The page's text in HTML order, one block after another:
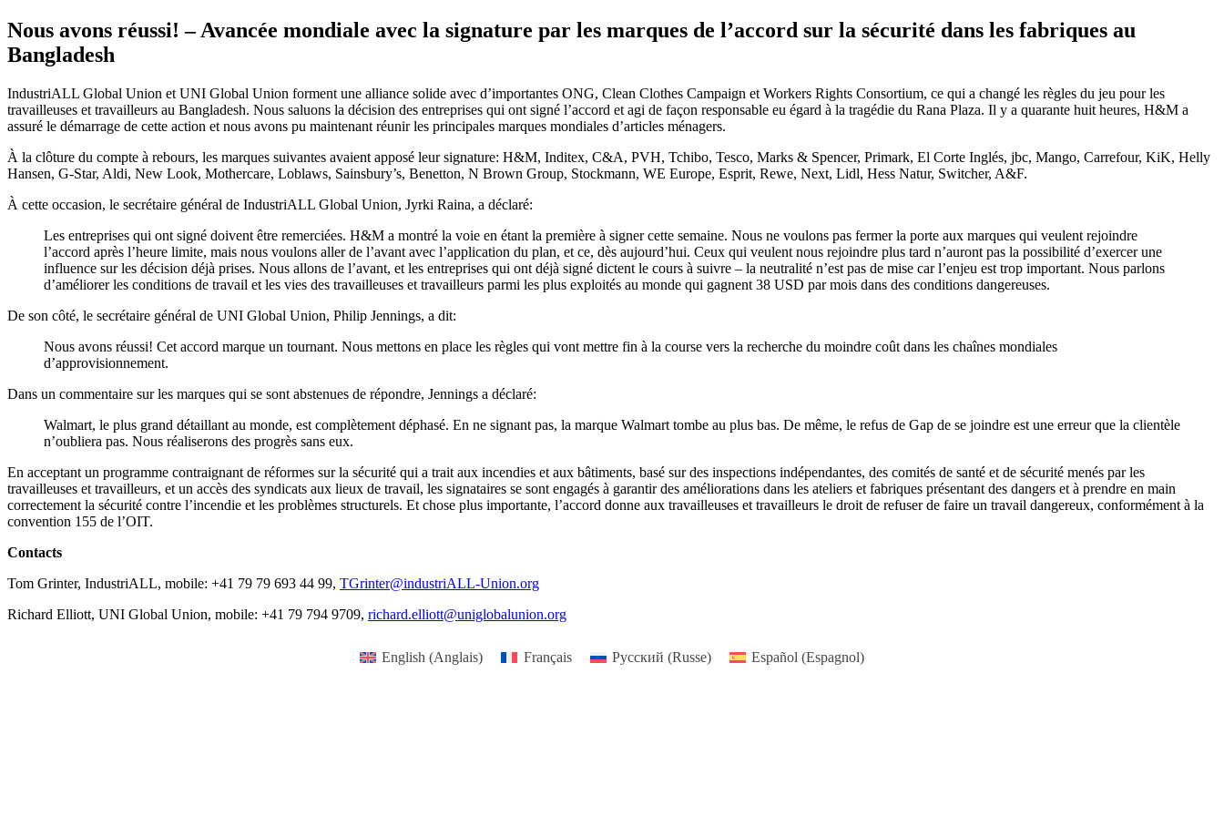
Nous avons réussi! – Avancée mondiale avec la signature par les marques de l’accord sur la sécurité dans les fabriques au
Bangladesh
IndustriALL Global Union et UNI Global Union forment une alliance solide avec d’importantes ONG, Clean Clothes Campaign et Workers Rights Consortium, ce qui a changé les règles du jeu pour les
travailleuses et travailleurs au Bangladesh. Nous saluons la décision des entreprises qui ont signé l’accord et agi de façon responsable eu égard à la tragédie du Rana Plaza. Il y a quarante huit heures, H&M a
assuré le démarrage de cette action et nous avons pu maintenant réunir les principales marques mondiales d’articles ménagers.
À la clôture du compte à rebours, les marques suivantes avaient apposé leur signature: H&M, Inditex, C&A, PVH, Tchibo, Tesco, Marks & Spencer, Primark, El Corte Inglés, jbc, Mango, Carrefour, KiK, Helly
Hansen, G-Star, Aldi, New Look, Mothercare, Loblaws, Sainsbury’s, Benetton, N Brown Group, Stockmann, WE Europe, Esprit, Rewe, Next, Lidl, Hess Natur, Switcher, A&F.
À cette occasion, le secrétaire général de IndustriALL Global Union, Jyrki Raina, a déclaré:
Les entreprises qui ont signé doivent être remerciées. H&M a montré la voie en étant la première à signer cette semaine. Nous ne voulons pas fermer la porte aux marques qui veulent rejoindre
l’accord après l’heure limite, mais nous voulons aller de l’avant avec l’application du plan, et ce, dès aujourd’hui. Ceux qui veulent nous rejoindre plus tard n’auront pas la possibilité d’exercer une
influence sur les décision déjà prises. Nous allons de l’avant, et les entreprises qui ont déjà signé dictent le cours à suivre – la neutralité n’est pas de mise car l’enjeu est trop important. Nous parlons
d’améliorer les conditions de travail et les vies des travailleuses et travailleurs parmi les plus exploités au monde qui gagnent 38 USD par mois dans des conditions dangereuses.
De son côté, le secrétaire général de UNI Global Union, Philip Jennings, a dit:
Nous avons réussi! Cet accord marque un tournant. Nous mettons en place les règles qui vont mettre fin à la course vers la recherche du moindre coût dans les chaînes mondiales
d’approvisionnement.
Dans un commentaire sur les marques qui se sont abstenues de répondre, Jennings a déclaré:
Walmart, le plus grand détaillant au monde, est complètement déphasé. En ne signant pas, la marque Walmart tombe au plus bas. De même, le refus de Gap de se joindre est une erreur que la clientèle
n’oubliera pas. Nous réaliserons des progrès sans eux.
En acceptant un programme contraignant de réformes sur la sécurité qui a trait aux incendies et aux bâtiments, basé sur des inspections indépendantes, des comités de santé et de sécurité menés par les
travailleuses et travailleurs, et un accès des syndicats aux lieux de travail, les signataires se sont engagés à garantir des améliorations dans les ateliers et fabriques présentant des dangers et à prendre en main
correctement la sécurité contre l’incendie et les problèmes structurels. Et chose plus importante, l’accord donne aux travailleuses et travailleurs le droit de refuser de faire un travail dangereux, conformément à la
convention 155 de l’OIT.
Contacts
Tom Grinter, IndustriALL, mobile: +41 79 79 693 44 99, TGrinter@industriALL-Union.org
Richard Elliott, UNI Global Union, mobile: +41 79 794 9709, richard.elliott@uniglobalunion.org
English (Anglais) Français Русский (Russe) Español (Espagnol)